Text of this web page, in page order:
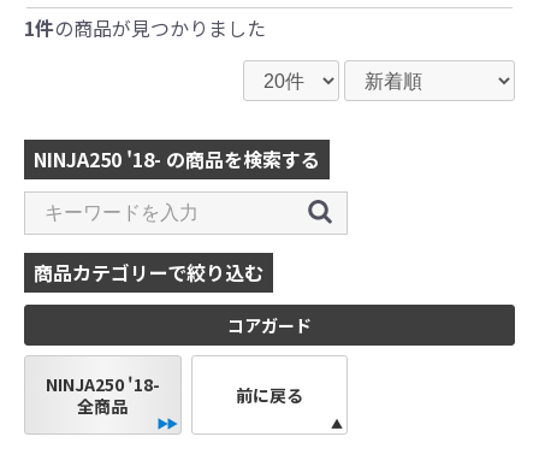
1件の商品が見つかりました
NINJA250 '18- の商品を検索する
商品カテゴリーで絞り込む
コアガード
NINJA250 '18-
全商品
前に戻る
●当HP内では、マフラーの取付けイメージをわ
かりやすくするために一般車両に装着した写
真を使用しております。